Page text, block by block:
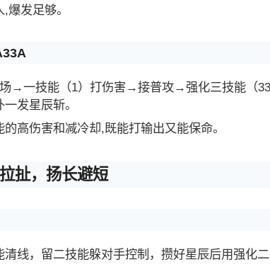
爆发足够。
→一技能（1）打伤害→接普攻→强化三技能（
发星辰斩。
高伤害和减冷却,既能打输出又能保命。
扯，扬长避短
清线，留二技能躲对手控制，攒好星辰后用强化